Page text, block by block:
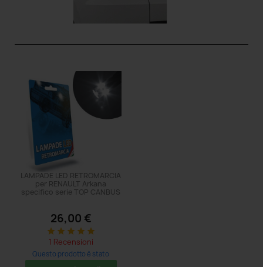
LAMPADE LED RETROMARCIA
per RENAULT Arkana
specifico serie TOP CANBUS
26,00 €
star star star star star
1 Recensioni
Questo prodotto è stato